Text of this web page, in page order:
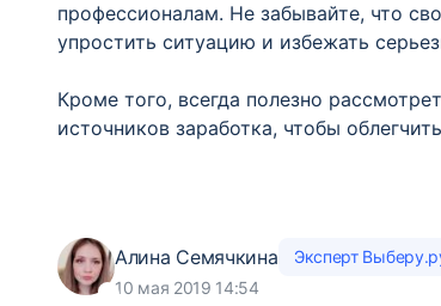
профессионалам. Не забывайте, что
упростить ситуацию и избежать
Кроме того, всегда полезно
источников заработка, чтобы
Алина Семячкина
Эксперт
10 мая 2019 14:54